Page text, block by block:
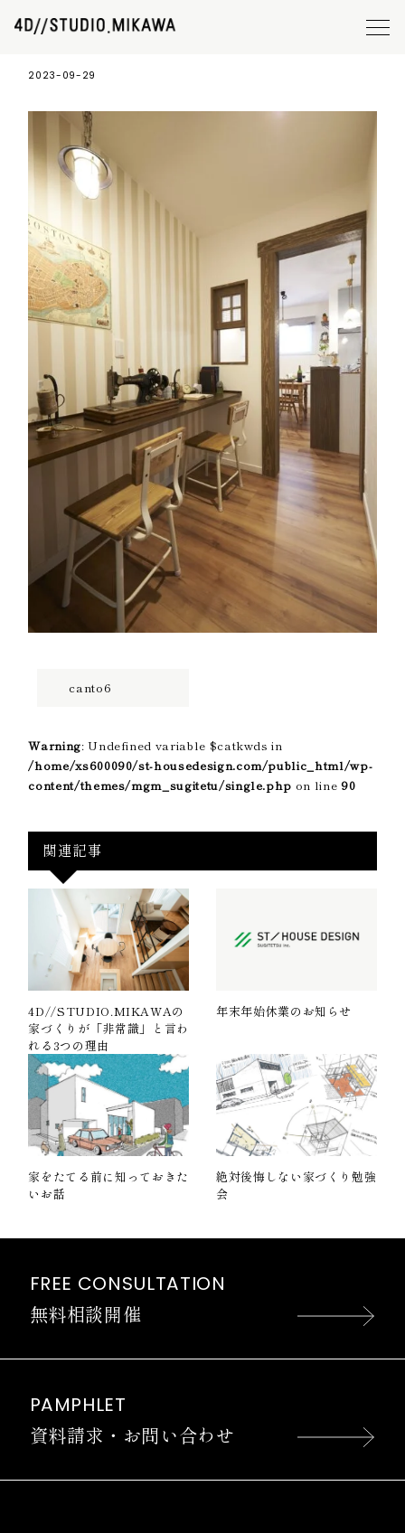
canto6
2023-09-29
canto6
Warning: Undefined variable $catkwds in
/home/xs600090/st-housedesign.com/public_html/wp-
content/themes/mgm_sugitetu/single.php on line 90
関連記事
4D//STUDIO.MIKAWAの
家づくりが「非常識」と言わ
れる3つの理由
年末年始休業のお知らせ
家をたてる前に知っておきた
いお話
絶対後悔しない家づくり勉強
会
FREE CONSULTATION
無料相談開催
PAMPHLET
資料請求・お問い合わせ